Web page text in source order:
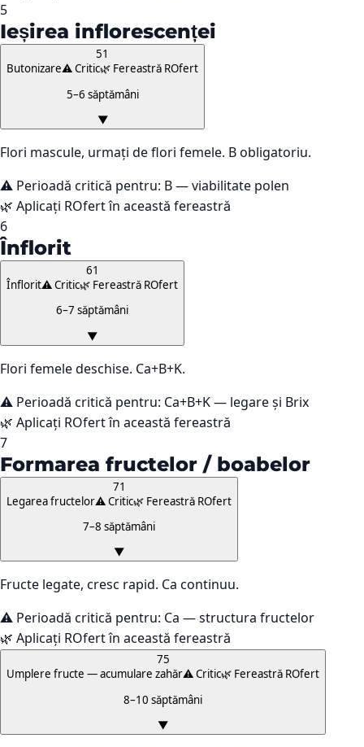
5
Ieșirea inflorescenței
51
Butonizare⚠️ Critic🌿 Fereastră ROfert
5–6 săptămâni
▼
Flori mascule, urmați de flori femele. B obligatoriu.
⚠️ Perioadă critică pentru: B — viabilitate polen
🌿 Aplicați ROfert în această fereastră
6
Înflorit
61
Înflorit⚠️ Critic🌿 Fereastră ROfert
6–7 săptămâni
▼
Flori femele deschise. Ca+B+K.
⚠️ Perioadă critică pentru: Ca+B+K — legare și Brix
🌿 Aplicați ROfert în această fereastră
7
Formarea fructelor / boabelor
71
Legarea fructelor⚠️ Critic🌿 Fereastră ROfert
7–8 săptămâni
▼
Fructe legate, cresc rapid. Ca continuu.
⚠️ Perioadă critică pentru: Ca — structura fructelor
🌿 Aplicați ROfert în această fereastră
75
Umplere fructe — acumulare zahăr⚠️ Critic🌿 Fereastră ROfert
8–10 săptămâni
▼